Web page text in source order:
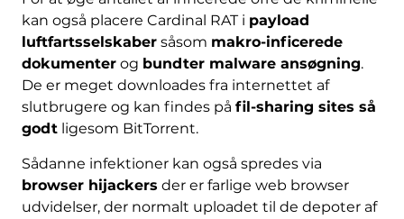
kan også placere Cardinal RAT i payload
luftfartsselskabersåsom makro-inficerede
dokumenterog bundter malware ansøgning.
De er meget downloades fra internettet af
slutbrugere og kan findes på fil-sharing sites så
godtligesom BitTorrent.
Sådanne infektioner kan også spredes via
browser hijackers der er farlige web browser
udvidelser, der normalt uploadet til de depoter af